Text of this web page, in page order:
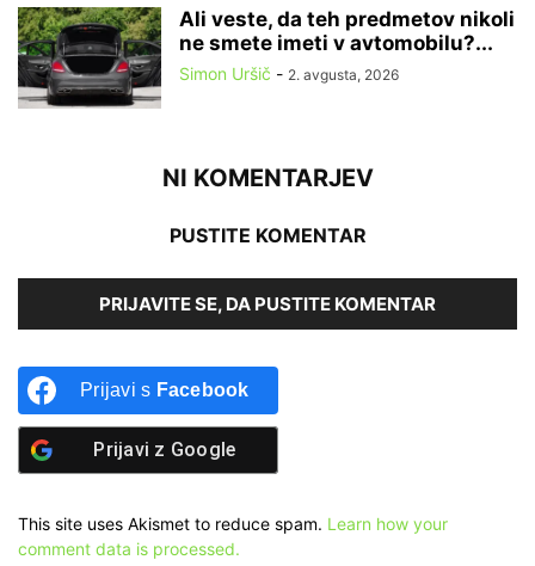
Ali veste, da teh predmetov nikoli
ne smete imeti v avtomobilu?...
Simon Uršič - 2. avgusta, 2026
NI KOMENTARJEV
PUSTITE KOMENTAR
PRIJAVITE SE, DA PUSTITE KOMENTAR
Prijavi s Facebook
Prijavi z Google
This site uses Akismet to reduce spam. Learn how your
comment data is processed.